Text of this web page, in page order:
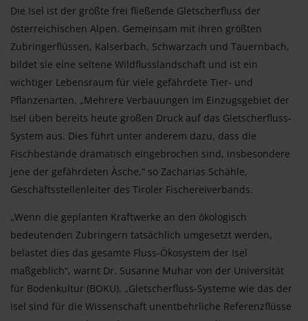
Die Isel ist der größte frei fließende Gletscherfluss der
österreichischen Alpen. Gemeinsam mit ihren größten
Zubringerflüssen, Kalserbach, Schwarzach und Tauernbach,
bildet sie eine seltene Wildflusslandschaft und ist ein
wichtiger Lebensraum für viele gefährdete Tier- und
Pflanzenarten. „Mehrere Verbauungen im Einzugsgebiet der
Isel üben bereits heute großen Druck auf das Gletscherfluss-
System aus. Dies führt unter anderem dazu, dass die
Fischbestände dramatisch eingebrochen sind, insbesondere
jene der gefährdeten Äsche,“ so Zacharias Schähle,
Geschäftsstellenleiter des Tiroler Fischereiverbands.
„Wenn die geplanten Kraftwerke an den ökologisch
bedeutenden Zubringern tatsächlich umgesetzt werden,
belastet dies das gesamte Fluss-Ökosystem der Isel
maßgeblich“, warnt Dr. Susanne Muhar von der Universität
für Bodenkultur (BOKU). „Gletscherfluss-Systeme wie das der
Isel sind für die Wissenschaft unentbehrliche Referenzflüsse